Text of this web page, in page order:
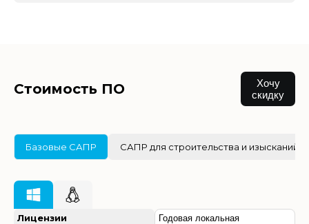
Стоимость ПО
Хочу
скидку
Базовые САПР САПР для строительства и изысканий
Лицензии
Годовая локальная